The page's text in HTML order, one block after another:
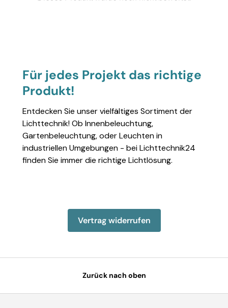
Für jedes Projekt das richtige
Produkt!
Entdecken Sie unser vielfältiges Sortiment der
Lichttechnik! Ob Innenbeleuchtung,
Gartenbeleuchtung, oder Leuchten in
industriellen Umgebungen - bei Lichttechnik24
finden Sie immer die richtige Lichtlösung.
Vertrag widerrufen
Zurück nach oben